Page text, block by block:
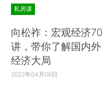
私房课
向松祚：宏观经济70
讲，带你了解国内外
经济大局
2022年04月06日